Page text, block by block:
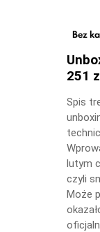
Bez
251
Spis
lutym
czyli
Może